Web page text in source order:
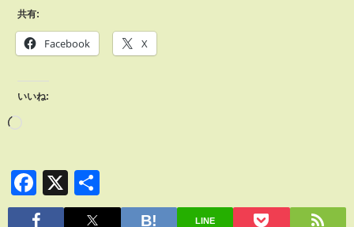
共有:
Facebook X
いいね:
Facebook
X
有
LINE